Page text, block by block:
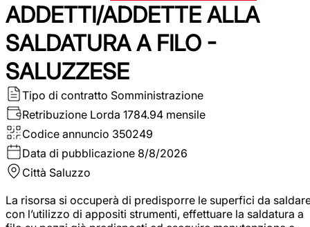
ADDETTI/ADDETTE ALLA
SALDATURA A FILO -
SALUZZESE
Tipo di contratto Somministrazione
Retribuzione Lorda 1784.94 mensile
Codice annuncio 350249
Data di pubblicazione 8/8/2026
Città Saluzzo
La risorsa si occuperà di predisporre le superfici da
con l’utilizzo di appositi strumenti, effettuare la saldatura a